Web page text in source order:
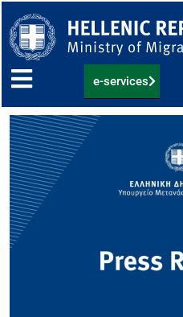
to
content
e-services